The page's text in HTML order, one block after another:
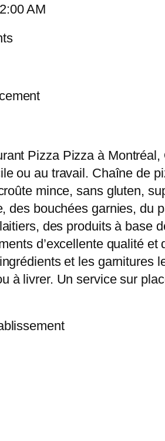
AM
Pizza Pizza à
ou au travail. Chaîne de
mince, sans gluten,
des bouchées garnies, du
des produits à base
d’excellente qualité
et les garnitures
à livrer. Un service sur